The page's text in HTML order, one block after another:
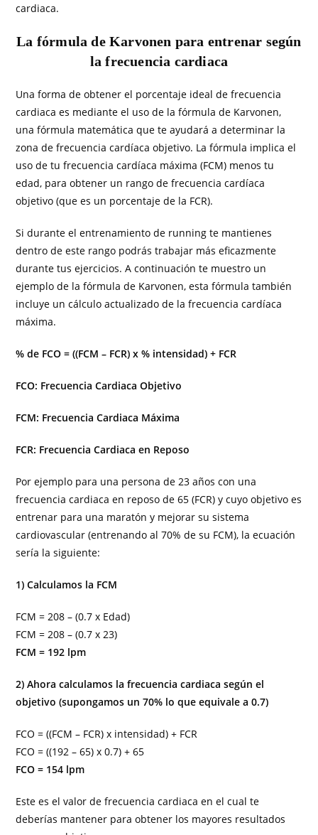
cardiaca.
La fórmula de Karvonen para entrenar según
la frecuencia cardiaca
Una forma de obtener el porcentaje ideal de frecuencia
cardiaca es mediante el uso de la fórmula de Karvonen,
una fórmula matemática que te ayudará a determinar la
zona de frecuencia cardíaca objetivo. La fórmula implica el
uso de tu frecuencia cardíaca máxima (FCM) menos tu
edad, para obtener un rango de frecuencia cardíaca
objetivo (que es un porcentaje de la FCR).
Si durante el entrenamiento de running te mantienes
dentro de este rango podrás trabajar más eficazmente
durante tus ejercicios. A continuación te muestro un
ejemplo de la fórmula de Karvonen, esta fórmula también
incluye un cálculo actualizado de la frecuencia cardíaca
máxima.
% de FCO = ((FCM – FCR) x % intensidad) + FCR
FCO: Frecuencia Cardiaca Objetivo
FCM: Frecuencia Cardiaca Máxima
FCR: Frecuencia Cardiaca en Reposo
Por ejemplo para una persona de 23 años con una
frecuencia cardiaca en reposo de 65 (FCR) y cuyo objetivo es
entrenar para una maratón y mejorar su sistema
cardiovascular (entrenando al 70% de su FCM), la ecuación
sería la siguiente:
1) Calculamos la FCM
FCM = 208 – (0.7 x Edad)
FCM = 208 – (0.7 x 23)
FCM = 192 lpm
2) Ahora calculamos la frecuencia cardiaca según el
objetivo (supongamos un 70% lo que equivale a 0.7)
FCO = ((FCM – FCR) x intensidad) + FCR
FCO = ((192 – 65) x 0.7) + 65
FCO = 154 lpm
Este es el valor de frecuencia cardiaca en el cual te
deberías mantener para obtener los mayores resultados